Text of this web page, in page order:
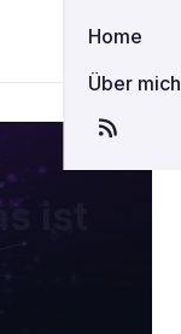
Home
Über mich
ist